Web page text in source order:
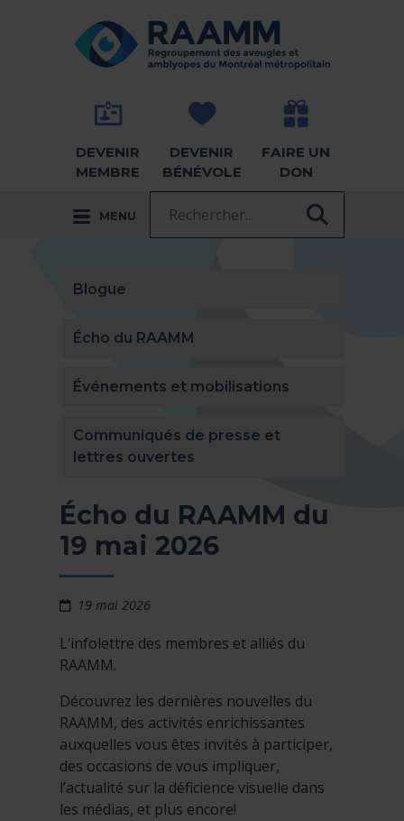
RETOUR À LA PAGE D'ACCUEIL -
DEVENIR
MEMBRE
DEVENIR
BÉNÉVOLE
FAIRE UN
DON
MENU
Blogue
Écho du RAAMM
Événements et mobilisations
Communiqués de presse et
lettres ouvertes
Écho du RAAMM du
19 mai 2026
19 mai 2026
L’infolettre des membres et alliés du
RAAMM.
Découvrez les dernières nouvelles du
RAAMM, des activités enrichissantes
auxquelles vous êtes invités à participer,
des occasions de vous impliquer,
l’actualité sur la déficience visuelle dans
les médias, et plus encore!